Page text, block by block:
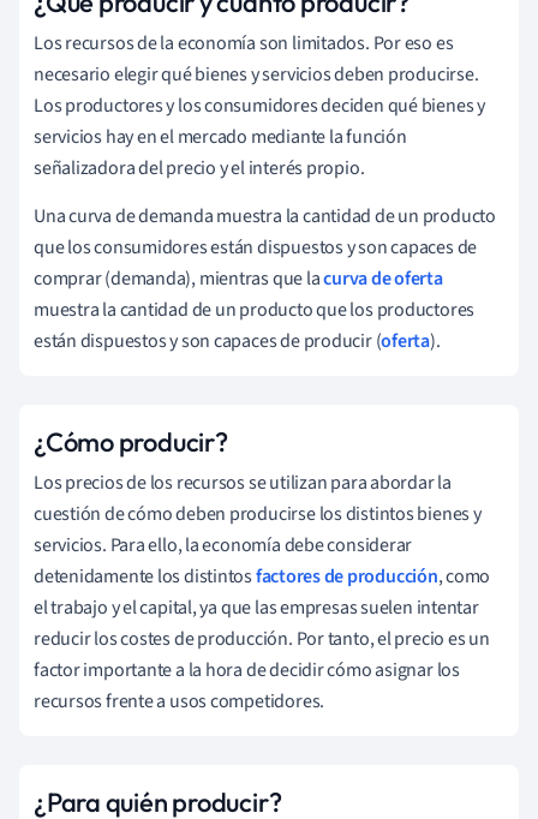
Los recursos de la economía son limitados. Por eso es
necesario elegir qué bienes y servicios deben producirse.
Los productores y los consumidores deciden qué bienes y
servicios hay en el mercado mediante la función
señalizadora del precio y el interés propio.
Una curva de demanda muestra la cantidad de un producto
que los consumidores están dispuestos y son capaces de
comprar (demanda), mientras que lacurva de oferta
muestra la cantidad de un producto que los productores
están dispuestos y son capaces de producir (oferta).
¿Cómo producir?
Los precios de los recursos se utilizan para abordar la
cuestión de cómo deben producirse los distintos bienes y
servicios. Para ello, la economía debe considerar
detenidamente los distintosfactores de producción, como
el trabajo y el capital, ya que las empresas suelen intentar
reducir los costes de producción. Por tanto, el precio es un
factor importante a la hora de decidir cómo asignar los
recursos frente a usos competidores.
¿Para quién producir?